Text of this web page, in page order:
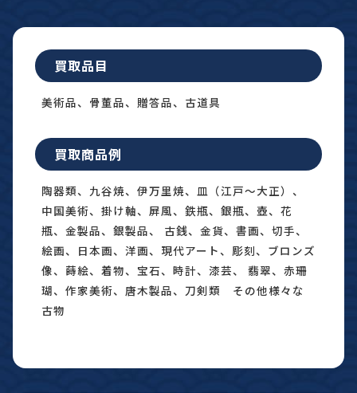
買取品目
美術品、骨董品、贈答品、古道具
買取商品例
陶器類、九谷焼、伊万里焼、皿（江戸〜大正）、
中国美術、掛け軸、屏風、鉄瓶、銀瓶、壺、花
瓶、金製品、銀製品、 古銭、金貨、書画、切手、
絵画、日本画、洋画、現代アート、彫刻、ブロンズ
像、蒔絵、着物、宝石、時計、漆芸、 翡翠、赤珊
瑚、作家美術、唐木製品、刀剣類 その他様々な
古物